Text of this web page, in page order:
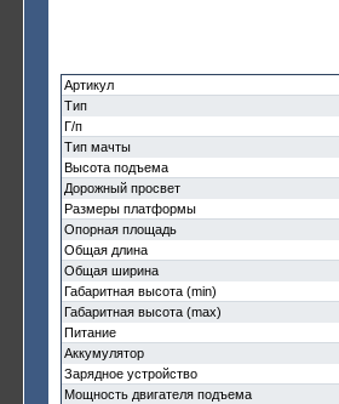
Артикул
Тип
Г/п
Тип мачты
Высота подъема
Дорожный просвет
Размеры платформы
Опорная площадь
Общая длина
Общая ширина
Габаритная высота (min)
Габаритная высота (max)
Питание
Аккумулятор
Зарядное устройство
Мощность двигателя подъема